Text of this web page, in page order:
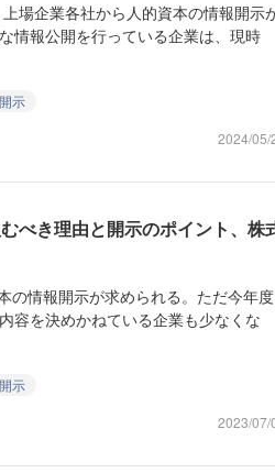
場企業各社から人的資本の情報開示
情報公開を行っている企業は、現時
示
2024/05/
べき理由と開示のポイント、株
情報開示が求められる。ただ今年度
容を決めかねている企業も少なくな
示
2023/07/